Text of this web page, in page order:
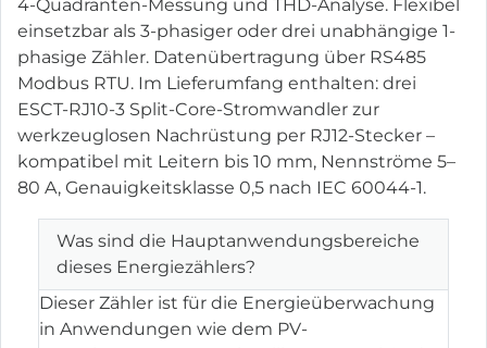
4-Quadranten-Messung und THD-Analyse. Flexibel
einsetzbar als 3-phasiger oder drei unabhängige 1-
phasige Zähler. Datenübertragung über RS485
Modbus RTU. Im Lieferumfang enthalten: drei
ESCT-RJ10-3 Split-Core-Stromwandler zur
werkzeuglosen Nachrüstung per RJ12-Stecker –
kompatibel mit Leitern bis 10 mm, Nennströme 5–
80 A, Genauigkeitsklasse 0,5 nach IEC 60044-1.
Was sind die Hauptanwendungsbereiche
dieses Energiezählers?
Dieser Zähler ist für die Energieüberwachung
in Anwendungen wie dem PV-